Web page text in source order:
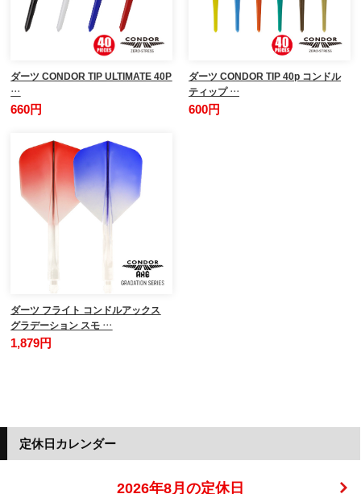
ダーツ CONDOR TIP ULTIMATE 40P
…
660円
ダーツ CONDOR TIP 40p コンドル
ティップ …
600円
ダーツ フライト コンドルアックス
グラデーション スモ …
1,879円
定休日カレンダー
2026年8月の定休日